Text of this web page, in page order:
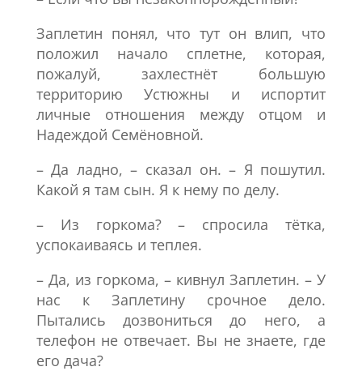
Заплетин понял, что тут он влип, что
положил начало сплетне, которая,
пожалуй, захлестнёт большую
территорию Устюжны и испортит
личные отношения между отцом и
Надеждой Семёновной.
– Да ладно, – сказал он. – Я пошутил.
Какой я там сын. Я к нему по делу.
– Из горкома? – спросила тётка,
успокаиваясь и теплея.
– Да, из горкома, – кивнул Заплетин. – У
нас к Заплетину срочное дело.
Пытались дозвониться до него, а
телефон не отвечает. Вы не знаете, где
его дача?